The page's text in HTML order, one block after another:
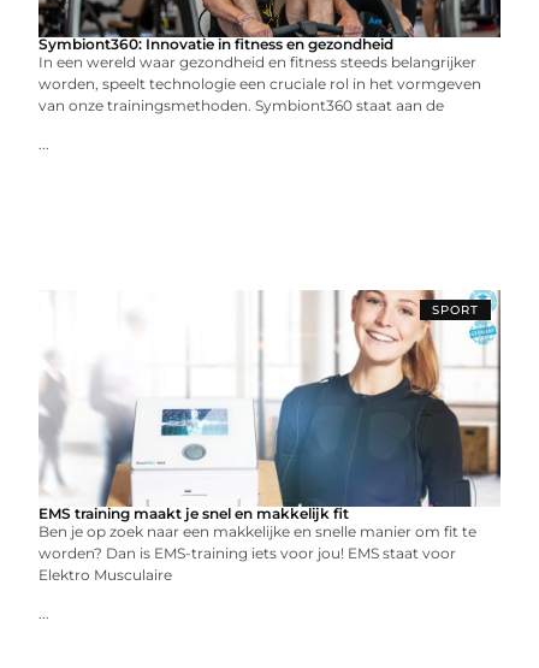
Symbiont360: Innovatie in fitness en gezondheid
In een wereld waar gezondheid en fitness steeds belangrijker
worden, speelt technologie een cruciale rol in het vormgeven
van onze trainingsmethoden. Symbiont360 staat aan de
...
SPORT
EMS training maakt je snel en makkelijk fit
Ben je op zoek naar een makkelijke en snelle manier om fit te
worden? Dan is EMS-training iets voor jou! EMS staat voor
Elektro Musculaire
...